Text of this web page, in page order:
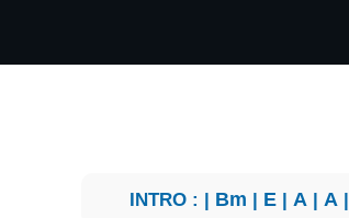
INTRO : | Bm | E | A | A |